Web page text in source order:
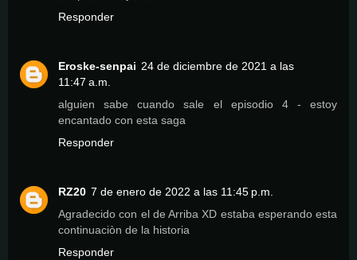
Responder
Eroske-senpai 24 de diciembre de 2021 a las
11:47 a.m.
alguien sabe cuando sale el episodio 4 - estoy
encantado con esta saga
Responder
RZ20 7 de enero de 2022 a las 11:45 p.m.
Agradecido con el de Arriba XD estaba esperando esta
continuaciòn de la historia
Responder